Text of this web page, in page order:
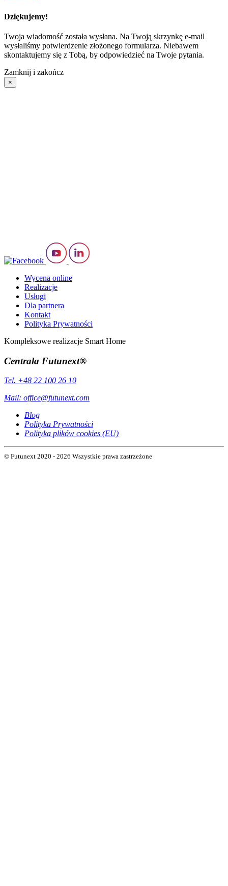
Dziękujemy!
Twoja wiadomość została wysłana. Na Twoją skrzynkę e-mail
wysłaliśmy potwierdzenie złożonego formularza. Niebawem
skontaktujemy się z Tobą, by odpowiedzieć na Twoje pytania.
Zamknij i zakończ
×
Wycena online
Realizacje
Usługi
Dla partnera
Kontakt
Polityka Prywatności
Kompleksowe realizacje Smart Home
Centrala Futunext®
Tel. +48 22 100 26 10
Mail: office@futunext.com
Blog
Polityka Prywatności
Polityka plików cookies (EU)
© Futunext 2020 - 2026 Wszystkie prawa zastrzeżone